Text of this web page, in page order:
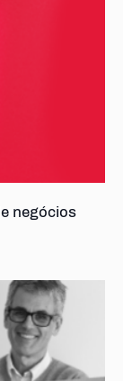
negócios